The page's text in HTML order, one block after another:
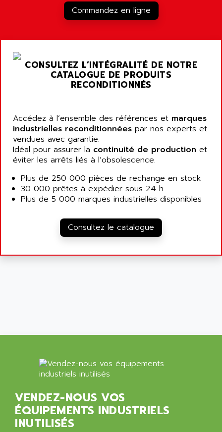
Commandez en ligne
CONSULTEZ L’INTÉGRALITÉ DE NOTRE
CATALOGUE DE PRODUITS
RECONDITIONNÉS
Accédez à l’ensemble des références et marques
industrielles reconditionnées par nos experts et
vendues avec garantie.
Idéal pour assurer la continuité de production et
éviter les arrêts liés à l’obsolescence.
Plus de 250 000 pièces de rechange en stock
30 000 prêtes à expédier sous 24 h
Plus de 5 000 marques industrielles disponibles
Consultez le catalogue
VENDEZ-NOUS VOS
ÉQUIPEMENTS INDUSTRIELS
INUTILISÉS